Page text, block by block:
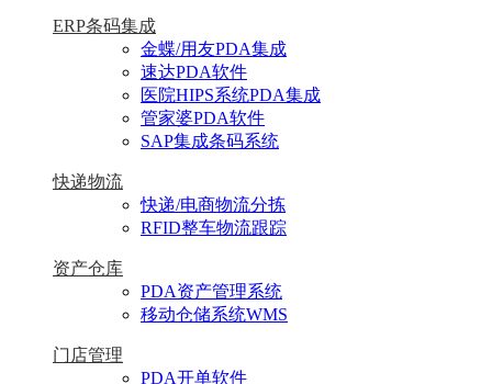
ERP条码集成
金蝶/用友PDA集成
速达PDA软件
医院HIPS系统PDA集成
管家婆PDA软件
SAP集成条码系统
快递物流
快递/电商物流分拣
RFID整车物流跟踪
资产仓库
PDA资产管理系统
移动仓储系统WMS
门店管理
PDA开单软件